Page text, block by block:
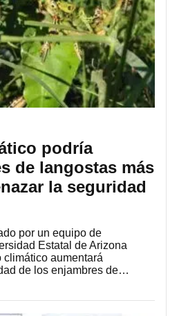
podría
de langostas más
la seguridad
por un equipo de
Estatal de Arizona
aumentará
de los enjambres de…